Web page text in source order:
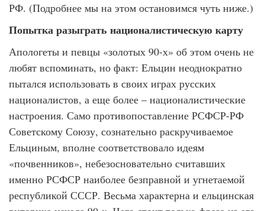
РФ. (Подробнее мы на этом остановимся чуть ниже.)
Попытка разыграть националистическую карту
Апологеты и певцы «золотых 90-х» об этом очень не
любят вспоминать, но факт: Ельцин неоднократно
пытался использовать в своих играх русских
националистов, а еще более – националистические
настроения. Само противопоставление РСФСР-РФ
Советскому Союзу, сознательно раскручиваемое
Ельциным, вполне соответствовало идеям
«почвенников», небезосновательно считавших
именно РСФСР наиболее безправной и угнетаемой
республикой СССР. Весьма характерна и ельцинская